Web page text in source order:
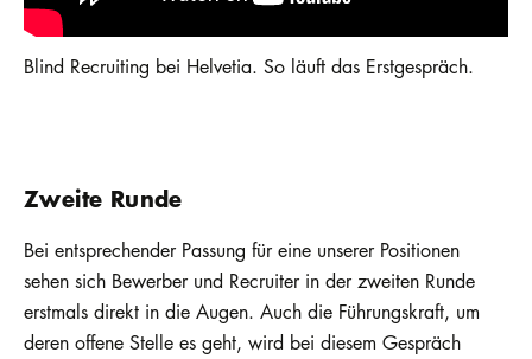
Blind Recruiting bei Helvetia. So läuft das Erstgespräch.
Zweite Runde
Bei entsprechender Passung für eine unserer Positionen
sehen sich Bewerber und Recruiter in der zweiten Runde
erstmals direkt in die Augen. Auch die Führungskraft, um
deren offene Stelle es geht, wird bei diesem Gespräch